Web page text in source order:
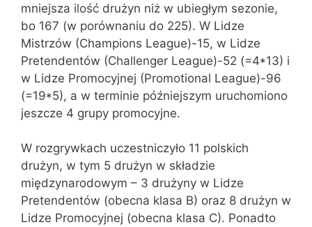
mniejsza ilość drużyn niż w ubiegłym sezonie,
bo 167 (w porównaniu do 225). W Lidze
Mistrzów (Champions League)-15, w Lidze
Pretendentów (Challenger League)-52 (=4*13) i
w Lidze Promocyjnej (Promotional League)-96
(=19*5), a w terminie późniejszym uruchomiono
jeszcze 4 grupy promocyjne.
W rozgrywkach uczestniczyło 11 polskich
drużyn, w tym 5 drużyn w składzie
międzynarodowym – 3 drużyny w Lidze
Pretendentów (obecna klasa B) oraz 8 drużyn w
Lidze Promocyjnej (obecna klasa C). Ponadto